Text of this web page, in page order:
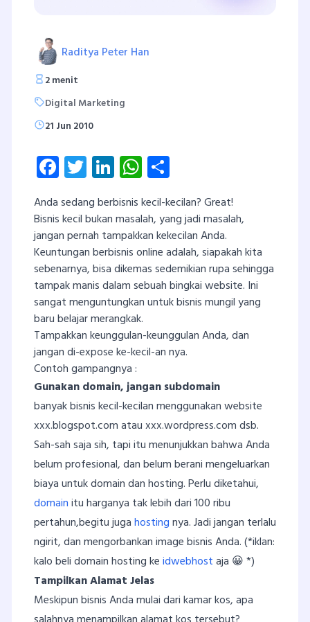
Raditya Peter Han
2 menit
Digital Marketing
21 Jun 2010
Facebook
Twitter
LinkedInWhatsApp
Anda sedang berbisnis kecil-kecilan? Great!
Bisnis kecil bukan masalah, yang jadi masalah,
jangan pernah tampakkan kekecilan Anda.
Keuntungan berbisnis online adalah, siapakah kita
sebenarnya, bisa dikemas sedemikian rupa sehingga
tampak manis dalam sebuah bingkai website. Ini
sangat menguntungkan untuk bisnis mungil yang
baru belajar merangkak.
Tampakkan keunggulan-keunggulan Anda, dan
jangan di-expose ke-kecil-an nya.
Contoh gampangnya :
Gunakan domain, jangan subdomain
banyak bisnis kecil-kecilan menggunakan website
xxx.blogspot.com atau xxx.wordpress.com dsb.
Sah-sah saja sih, tapi itu menunjukkan bahwa Anda
belum profesional, dan belum berani mengeluarkan
biaya untuk domain dan hosting. Perlu diketahui,
domainitu harganya tak lebih dari 100 ribu
pertahun,begitu jugahostingnya. Jadi jangan terlalu
ngirit, dan mengorbankan image bisnis Anda. (*iklan:
kalo beli domain hosting keidwebhostaja 😀 *)
Tampilkan Alamat Jelas
Meskipun bisnis Anda mulai dari kamar kos, apa